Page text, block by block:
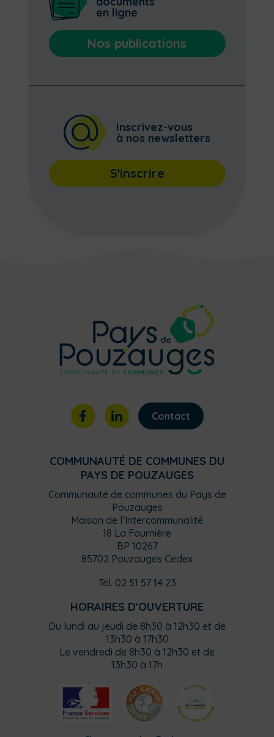
en ligne
Nos publications
Inscrivez-vous
à nos newsletters
S'inscrire
Contact
COMMUNAUTÉ DE COMMUNES DU
PAYS DE POUZAUGES
Communauté de communes du Pays de
Pouzauges
Maison de l’Intercommunalité
18 La Fournière
BP 10267
85702 Pouzauges Cedex
Tél. 02 51 57 14 23
HORAIRES D'OUVERTURE
Du lundi au jeudi de 8h30 à 12h30 et de
13h30 à 17h30
Le vendredi de 8h30 à 12h30 et de
13h30 à 17h